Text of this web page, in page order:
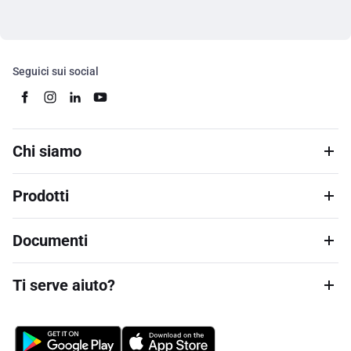
Seguici sui social
Chi siamo
Prodotti
Documenti
Ti serve aiuto?